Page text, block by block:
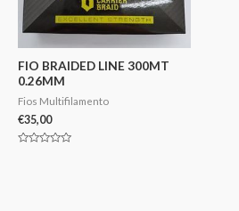
FIO BRAIDED LINE 300MT
0.26MM
Fios Multifilamento
€35,00